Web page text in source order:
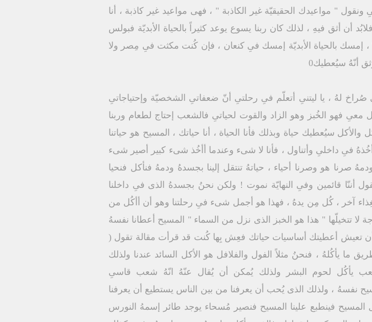
" مواعيدك الحقيقيّة غير الكاذبة " ، فهى مواعيد غير كاذبة ، أنا
أن أثق فيهِ ، لذلك كان ربنا يسوع يوعد كثيراً بالحياة الأبديّة فبولس
" ، إمسك بالحياة الأبديّة إمسك فىِ كنعان ، فإن كُنت مكثت فىِ مِصر ولا
لهُ ، يا ليتنىِ أتعلّم فىِ رحلتىِ أنّ ضعفاتىِ الشخصيّة وإحتياجاتىِ
فهو الخُبز وهو الزاد والقوت لحياتىِ فالشعب إحتاج لطعام وربنا
سيُعطيك حياة وبذلك فأنا الحياة ، أنا حياتك ، المسيح هو حياتنا
فىِ داخلىِ وأتناول ، فأنا لا شىء وعندما أأخُذ شىء كبير أصير شىء
اصير 1000 ، نحنُ بجسدهُ ودمهُ صرنا هو وصرنا أحياء ، حياتهُ تنتقل إلينا بجسدهُ ودمهُ فنأكل فنحيا
أننّا قائمين وفىِ النهايّة نموت ! ولكن نحنُ بجسدهُ الذى فىِ داخلنا
بغِذاء آخر ، كُل مِن يدهُ ، فهذا هو أجمل شىء فىِ رحلتنا وهو أن أأكُل من
لا تتخيلّها " هذا هو الخبز الذى نزل من السماء " المسيح أعطانا نفسهُ
أن تعيش أعطيتك أساسيات حياتك فعِش بِها كُنت قد قرأت مقالة تقول (
يأكُلهُ ، فنحنُ مثلاً الفول والفلافل هو الأكل السائد عندنا ولذلك
يأكُل لحوم البشر ولذلك يُمكن أن يُقال عنّهُ انّهُ شعب قاسىِ
المسيح نفسهُ ، ولذلك الذى يُحب أن يعرفنا من بين الناس يستطيع أن يعرفنا
فينطبع علينا المسيح فنصير مُسحاء يوجد طائر إسمهُ النورس